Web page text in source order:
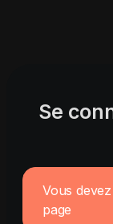
Se
Vous
page